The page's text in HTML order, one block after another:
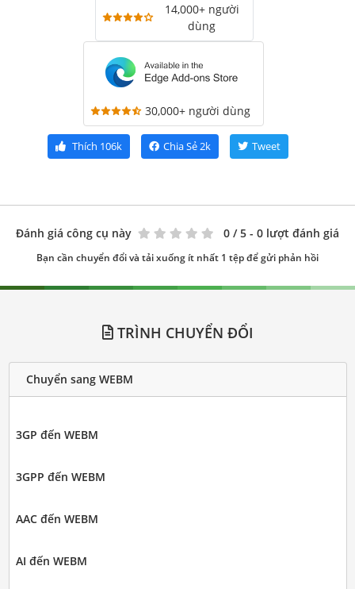
14,000+ người
dùng
30,000+ người dùng
Thích 106k Chia Sẻ2k Tweet
Đánh giá công cụ này 0 / 5 - 0 lượt đánh giá
Bạn cần chuyển đổi và tải xuống ít nhất 1 tệp để gửi phản hồi
TRÌNH CHUYỂN ĐỔI
Chuyển sang WEBM
3GP đến WEBM
3GPP đến WEBM
AAC đến WEBM
AI đến WEBM